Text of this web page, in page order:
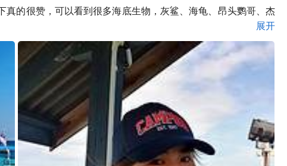
的很赞，可以看到很多海底生物，灰鲨、海龟、昂头鹦哥、杰
展开